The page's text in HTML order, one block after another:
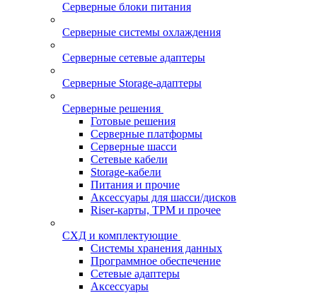
Серверные блоки питания
Серверные системы охлаждения
Серверные сетевые адаптеры
Серверные Storage-адаптеры
Серверные решения
Готовые решения
Серверные платформы
Серверные шасси
Сетевые кабели
Storage-кабели
Питания и прочие
Аксессуары для шасси/дисков
Riser-карты, TPM и прочее
СХД и комплектующие
Системы хранения данных
Программное обеспечение
Сетевые адаптеры
Аксессуары